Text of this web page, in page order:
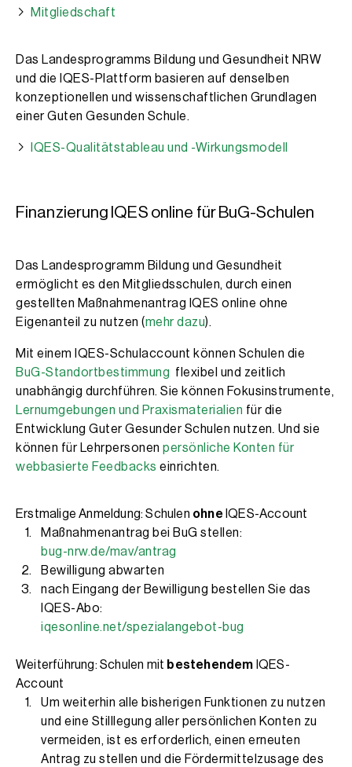
Mitgliedschaft
Das Landesprogramms Bildung und Gesundheit NRW
und die IQES-Plattform basieren auf denselben
konzeptionellen und wissenschaftlichen Grundlagen
einer Guten Gesunden Schule.
IQES-Qualitätstableau und -Wirkungsmodell
Finanzierung IQES online für BuG-Schulen
Das Landesprogramm Bildung und Gesundheit
ermöglicht es den Mitgliedsschulen, durch einen
gestellten Maßnahmenantrag IQES online ohne
Eigenanteil zu nutzen (mehr dazu).
Mit einem IQES-Schulaccount können Schulen die
BuG-Standort­bestimmung flexibel und zeitlich
unabhängig durchführen. Sie können Fokusinstrumente,
Lernumgebungen und Praxismaterialien für die
Entwicklung Guter Gesunder Schulen nutzen. Und sie
können für Lehrpersonen persönliche Konten für
webbasierte Feedbacks einrichten.
Erstmalige Anmeldung: Schulen ohneIQES-Account
Maßnahmenantrag bei BuG stellen:
bug-nrw.de/mav/antrag
Bewilligung abwarten
nach Eingang der Bewilligung bestellen Sie das
IQES-Abo:
iqesonline.net/spezialangebot-bug
Weiterführung: Schulen mit bestehendem IQES-
Account
Um weiterhin alle bisherigen Funktionen zu nutzen
und eine Stilllegung aller persönlichen Konten zu
vermeiden, ist es erforderlich, einen erneuten
Antrag zu stellen und die Fördermittelzusage des